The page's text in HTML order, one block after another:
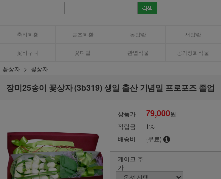
축하화환 근조화환 동양란 서양란
꽃바구니 꽃다발 관엽식물 공기정화식물
꽃상자 꽃상자
장미25송이 꽃상자 (3b319) 생일 출산 기념일 프로포즈 졸업
상품가 79,000원
적립금
1%
배송비
(무료)
케이크 추
가